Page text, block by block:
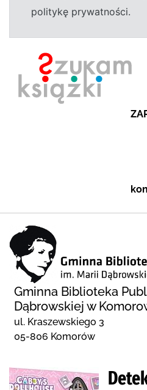
politykę prywatności.
Gminna Biblioteka
Dąbrowskiej w
ul. Kraszewskiego 3
05-806 Komorów